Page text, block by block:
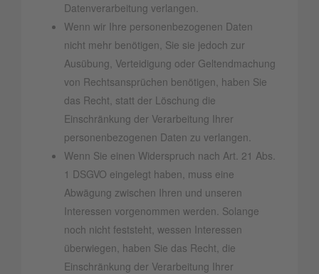
Datenverarbeitung verlangen.
Wenn wir Ihre personenbezogenen Daten
nicht mehr benötigen, Sie sie jedoch zur
Ausübung, Verteidigung oder Geltendmachung
von Rechtsansprüchen benötigen, haben Sie
das Recht, statt der Löschung die
Einschränkung der Verarbeitung Ihrer
personenbezogenen Daten zu verlangen.
Wenn Sie einen Widerspruch nach Art. 21 Abs.
1 DSGVO eingelegt haben, muss eine
Abwägung zwischen Ihren und unseren
Interessen vorgenommen werden. Solange
noch nicht feststeht, wessen Interessen
überwiegen, haben Sie das Recht, die
Einschränkung der Verarbeitung Ihrer